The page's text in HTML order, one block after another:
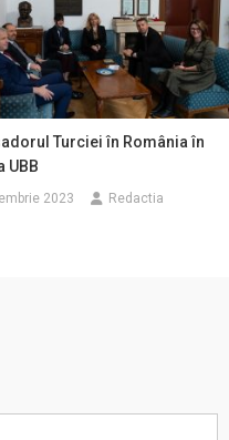
Turciei în România în
UBB
2023 Redactia